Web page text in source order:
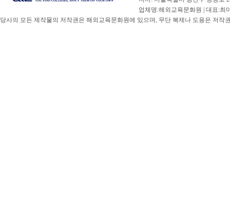
업체명:해외교육문화원 | 대표:최
당사의 모든 제작물의 저작권은 해외교육문화원에 있으며, 무단 복제나 도용은 저